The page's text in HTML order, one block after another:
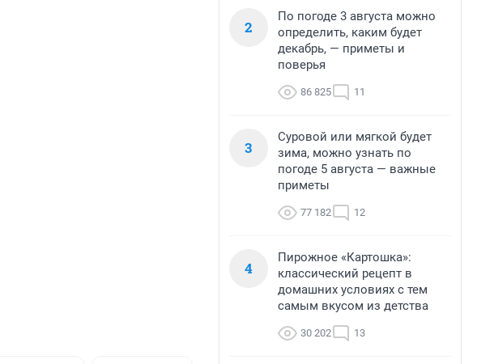
2
По погоде 3 августа можно
определить, каким будет
декабрь, — приметы и
поверья
86 825 11
3
Суровой или мягкой будет
зима, можно узнать по
погоде 5 августа — важные
приметы
77 182 12
4
Пирожное «Картошка»:
классический рецепт в
домашних условиях с тем
самым вкусом из детства
30 202 13